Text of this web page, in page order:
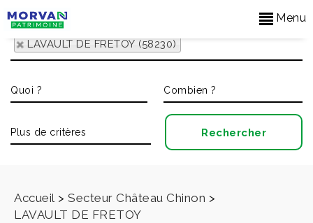
Menu
LAVAULT DE FRETOY (58230)
Accueil > Secteur Château Chinon >
LAVAULT DE FRETOY